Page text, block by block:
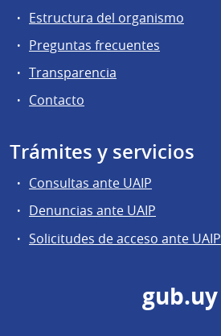
Estructura del organismo
Preguntas frecuentes
Transparencia
Contacto
Trámites y servicios
Consultas ante UAIP
Denuncias ante UAIP
Solicitudes de acceso ante UAIP
gub.uy